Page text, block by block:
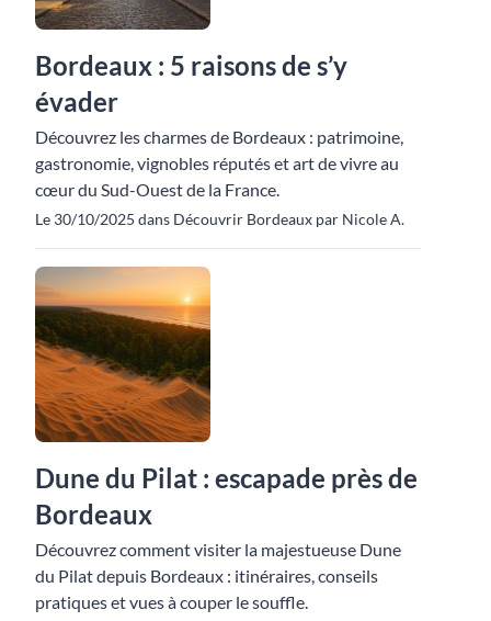
Bordeaux : 5 raisons de s’y
évader
Découvrez les charmes de Bordeaux : patrimoine,
gastronomie, vignobles réputés et art de vivre au
cœur du Sud-Ouest de la France.
Le 30/10/2025 dans Découvrir Bordeaux par Nicole A.
Dune du Pilat : escapade près de
Bordeaux
Découvrez comment visiter la majestueuse Dune
du Pilat depuis Bordeaux : itinéraires, conseils
pratiques et vues à couper le souffle.